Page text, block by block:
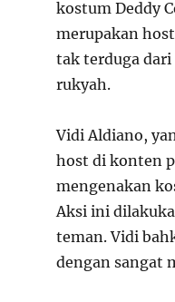
kostum Deddy
merupakan
tak terduga dari
rukyah.
Vidi Aldiano,
host di konten
mengenakan
Aksi ini
teman. Vidi
dengan sangat